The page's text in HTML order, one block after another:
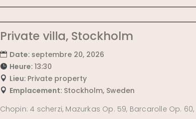
Private villa, Stockholm
Date: septembre 20, 2026
Heure: 13:30
Lieu: Private property
Emplacement: Stockholm, Sweden
Chopin: 4 scherzi, Mazurkas Op. 59, Barcarolle Op.